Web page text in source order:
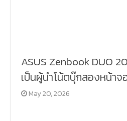
ASUS Zenbook DUO
เป็นผู้นำโน้ตบุ๊กสองหน้าจ
May 20, 2026